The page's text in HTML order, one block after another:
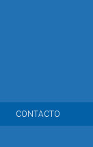
CONTACTO